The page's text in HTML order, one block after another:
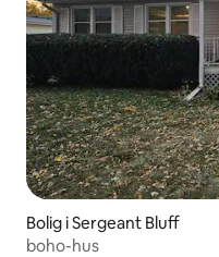
Bolig i Sergeant Bluff
boho-hus